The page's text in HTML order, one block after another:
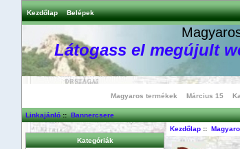
Kezdőlap Belépek
Látogass el megújult
Magyaros termékek Március 15
Linkajánló::Bannercsere
Kategóriák
Kezdőlap::